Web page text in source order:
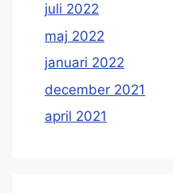
juli 2022
maj 2022
januari 2022
december 2021
april 2021